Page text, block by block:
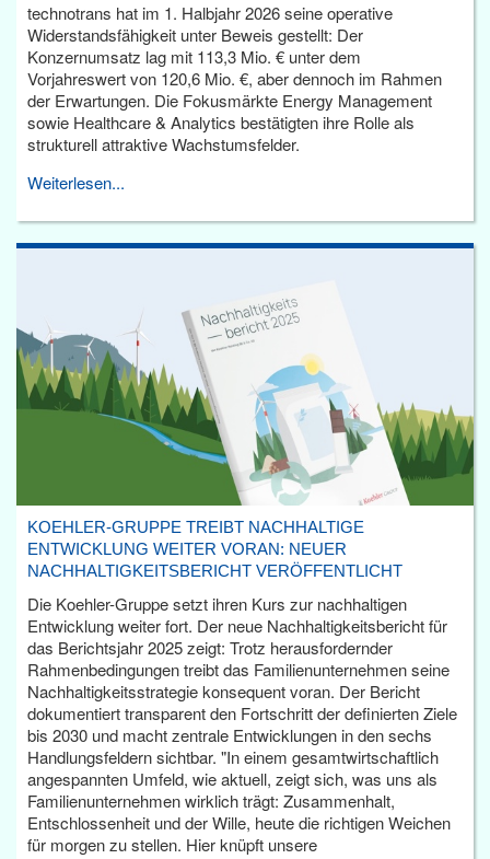
technotrans hat im 1. Halbjahr 2026 seine operative
Widerstandsfähigkeit unter Beweis gestellt: Der
Konzernumsatz lag mit 113,3 Mio. € unter dem
Vorjahreswert von 120,6 Mio. €, aber dennoch im Rahmen
der Erwartungen. Die Fokusmärkte Energy Management
sowie Healthcare & Analytics bestätigten ihre Rolle als
strukturell attraktive Wachstumsfelder.
Weiterlesen...
KOEHLER-GRUPPE TREIBT NACHHALTIGE
ENTWICKLUNG WEITER VORAN: NEUER
NACHHALTIGKEITSBERICHT VERÖFFENTLICHT
Die Koehler-Gruppe setzt ihren Kurs zur nachhaltigen
Entwicklung weiter fort. Der neue Nachhaltigkeitsbericht für
das Berichtsjahr 2025 zeigt: Trotz herausfordernder
Rahmenbedingungen treibt das Familienunternehmen seine
Nachhaltigkeitsstrategie konsequent voran. Der Bericht
dokumentiert transparent den Fortschritt der definierten Ziele
bis 2030 und macht zentrale Entwicklungen in den sechs
Handlungsfeldern sichtbar. "In einem gesamtwirtschaftlich
angespannten Umfeld, wie aktuell, zeigt sich, was uns als
Familienunternehmen wirklich trägt: Zusammenhalt,
Entschlossenheit und der Wille, heute die richtigen Weichen
für morgen zu stellen. Hier knüpft unsere